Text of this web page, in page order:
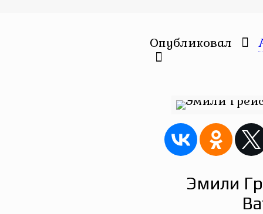
Опубликовал
Эмили